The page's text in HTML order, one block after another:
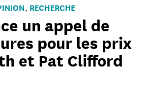
, RECHERCHE
un appel de
pour les prix
et Pat Clifford